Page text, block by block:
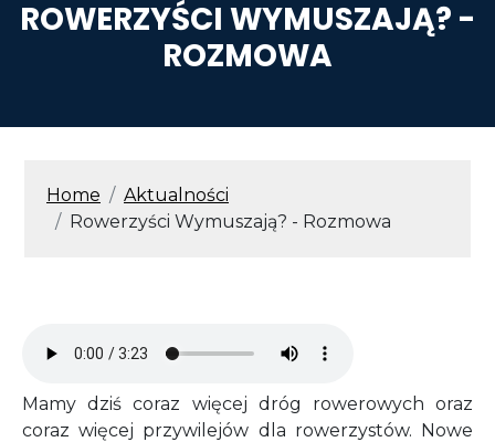
ROWERZYŚCI WYMUSZAJĄ? -
ROZMOWA
ŚCIEŻKA NAWIGACYJNA
Home
Aktualności
Rowerzyści Wymuszają? - Rozmowa
Mamy dziś coraz więcej dróg rowerowych oraz
coraz więcej przywilejów dla rowerzystów. Nowe